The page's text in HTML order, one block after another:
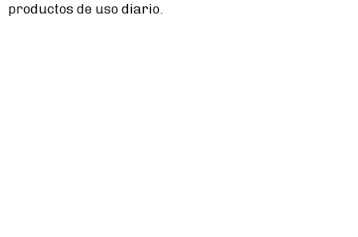
productos de uso diario.